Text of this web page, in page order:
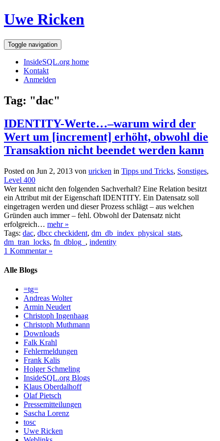
Uwe Ricken
Toggle navigation
InsideSQL.org home
Kontakt
Anmelden
Tag: "dac"
IDENTITY-Werte…–warum wird der
Wert um [increment] erhöht, obwohl die
Transaktion nicht beendet werden kann
Posted on Jun 2, 2013 von uricken in Tipps und Tricks, Sonstiges,
Level 400
Wer kennt nicht den folgenden Sachverhalt? Eine Relation besitzt
ein Attribut mit der Eigenschaft IDENTITY. Ein Datensatz soll
eingetragen werden und dieser Prozess schlägt – aus welchen
Gründen auch immer – fehl. Obwohl der Datensatz nicht
erfolgreich… mehr »
Tags: dac, dbcc checkident, dm_db_index_physical_stats,
dm_tran_locks, fn_dblog_ , indentity
1 Kommentar »
Alle Blogs
=tg=
Andreas Wolter
Armin Neudert
Christoph Ingenhaag
Christoph Muthmann
Downloads
Falk Krahl
Fehlermeldungen
Frank Kalis
Holger Schmeling
InsideSQL.org Blogs
Klaus Oberdalhoff
Olaf Pietsch
Pressemitteilungen
Sascha Lorenz
tosc
Uwe Ricken